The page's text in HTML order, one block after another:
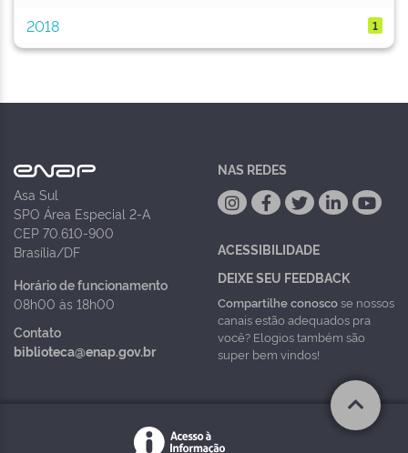
2018
1
Asa Sul
SPO Área Especial 2-A
CEP 70.610-900
Brasília/DF
Horário de funcionamento
08h00 às 18h00
Contato
biblioteca@enap.gov.br
NAS REDES
ACESSIBILIDADE
DEIXE SEU FEEDBACK
Compartilhe conoscose nossos
canais estão adequados pra
você? Elogios também são
super bem vindos!